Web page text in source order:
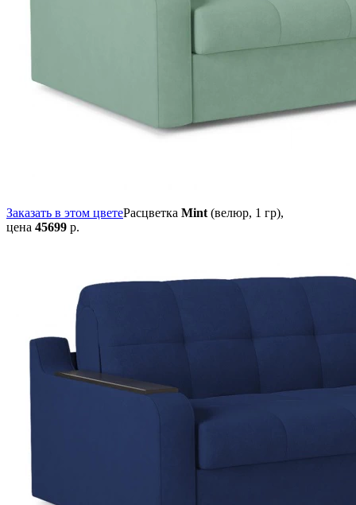
Заказать в этом цветеРасцветка Mint(велюр, 1 гр),
цена 45699 р.